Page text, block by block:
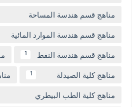
مناهج قسم هندسة المساحة
مناهج قسم هندسة الموارد المائية
مناهج قسم هندسة النفط 1
مناهج كلية الصيدلة 1
مناهج كلية الطب البيطري